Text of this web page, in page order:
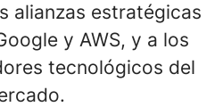
alianzas estratégicas
y AWS, y a los
tecnológicos del